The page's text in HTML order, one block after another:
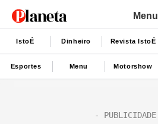
Menu
IstoÉ Dinheiro Revista IstoÉ
Esportes Menu Motorshow